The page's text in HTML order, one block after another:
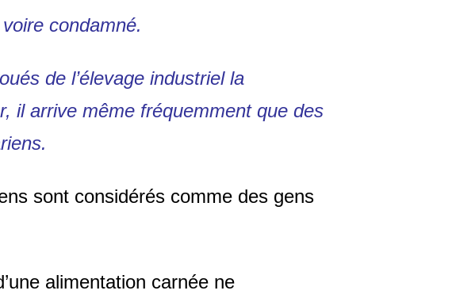
condamné.
de l’élevage industriel la
il arrive même fréquemment que des
sont considérés comme des gens
alimentation carnée ne